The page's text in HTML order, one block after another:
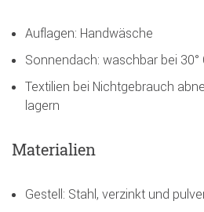
Auflagen: Handwäsche
Sonnendach: waschbar bei 30°
Textilien bei Nichtgebrauch
lagern
Materialien
Gestell: Stahl, verzinkt und